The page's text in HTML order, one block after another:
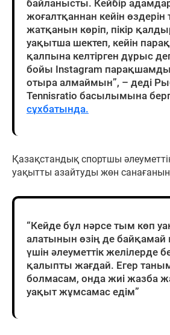
байланысты. Кейбір
жоғалтқаннан кейін өздерін
жатқанын көріп, пікір
уақытша шектеп, кейін
қалпына келтірген дұрыс
бойы Instagram парақшамды
отыра алмаймын”, – деді
Tennisratio басылымына
сұхбатында.
Қазақстандық спортшы
уақытты азайтуды жөн
“Кейде бұл нәрсе тым көп
алатынын өзің де
үшін әлеуметтік желілерде
қалыпты жағдай. Егер
болмасам, онда жиі жазба
уақыт жұмсамас едім”